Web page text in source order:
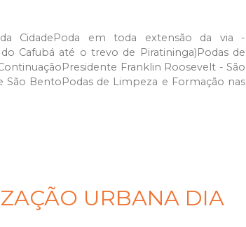
CidadePoda em toda extensão da via -
Cafubá até o trevo de Piratininga)Podas de
Franklin Roosevelt - São
BentoPodas de Limpeza e Formação nas
URBANA DIA